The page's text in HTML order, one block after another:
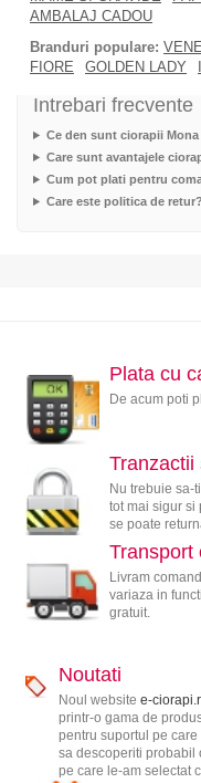
AMBALAJ CADOU
Branduri populare:
FIORE
GOLDEN LADY
Intrebari frecvente
Ce den sunt ciorapii
Care sunt avantajele
Cum pot plati pentru
Care este politica de retur?
Plata cu
De acum poti
Tranzactii
Nu trebuie sa-
tot mai sigur si
se poate
Transport
Livram
variaza in
gratuit.
Noutati
Noul website e-
printr-o gama de
pentru suportul pe
sa descoperiti probabil
pe care le-am selectat